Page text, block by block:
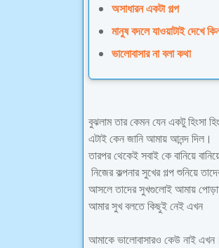
অসাধারন একটা গল্প
মানুষ বদলে যাওয়াটাই দেখে
ভালোবাসার না বলা কথা
বুঝলাম তার কেমন যেন একটু হিংসা
এটাই কেন জানি আমায় আনন্দ দিল।
তারপর থেকেই সবাই কে বানিয়ে
নিজের কল্পনার সুখের গল্প শুনিয়ে
আসলে তাদের সুখগুলোই আমায়
আমার সুখ বলতে কিছুই নেই এখন
আমাকে ভালোবাসারও কেউ নাই